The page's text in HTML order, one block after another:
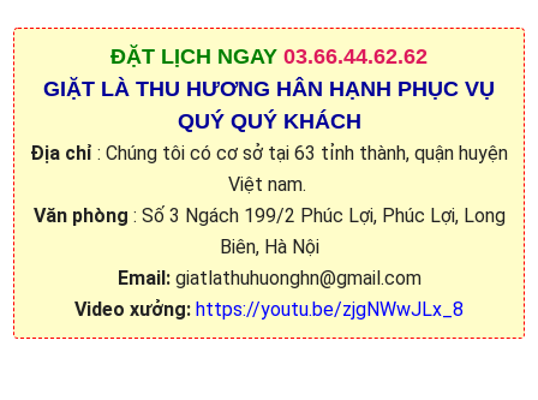
ĐẶT LỊCH NGAY 03.66.44.62.62
GIẶT LÀ THU HƯƠNG HÂN HẠNH PHỤC VỤ
QUÝ QUÝ KHÁCH
Địa chỉ : Chúng tôi có cơ sở tại 63 tỉnh thành, quận huyện
Việt nam.
Văn phòng : Số 3 Ngách 199/2 Phúc Lợi, Phúc Lợi, Long
Biên, Hà Nội
Email:giatlathuhuonghn@gmail.com
Video xưởng: https://youtu.be/zjgNWwJLx_8